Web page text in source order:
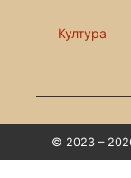
Култура
© 2023 –